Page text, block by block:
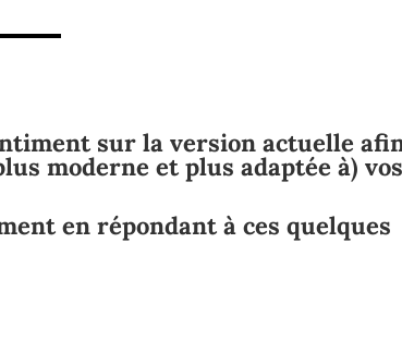
sur la version actuelle
moderne et plus adaptée à) vos
en répondant à ces quelques